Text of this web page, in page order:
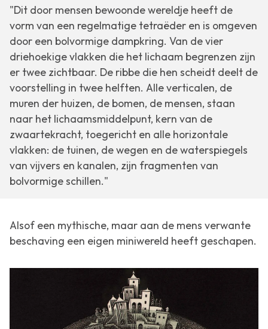
"Dit door mensen bewoonde wereldje heeft de
vorm van een regelmatige tetraëder en is omgeven
door een bolvormige dampkring. Van de vier
driehoekige vlakken die het lichaam begrenzen zijn
er twee zichtbaar. De ribbe die hen scheidt deelt de
voorstelling in twee helften. Alle verticalen, de
muren der huizen, de bomen, de mensen, staan
naar het lichaamsmiddelpunt, kern van de
zwaartekracht, toegericht en alle horizontale
vlakken: de tuinen, de wegen en de waterspiegels
van vijvers en kanalen, zijn fragmenten van
bolvormige schillen."
Alsof een mythische, maar aan de mens verwante
beschaving een eigen miniwereld heeft geschapen.